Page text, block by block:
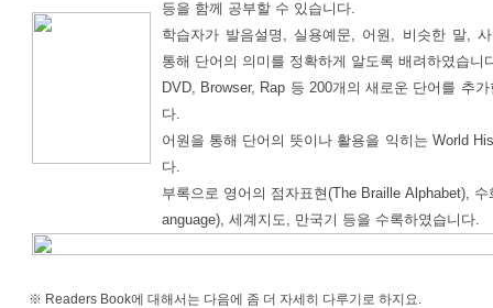
등을 함께 공부할 수 있습니다.
학습자가 발음설명, 실용예문, 어원, 비슷한 말,
통해 단어의 의미를 정확하게 알도록 배려하였습니
DVD, Browser, Rap 등 200개의 새로운 단어를 추
다.
어원을 통해 단어의 뜻이나 활용을 익히는 World
다.
부록으로 영어의 점자표현(The Braille Alphabet),
anguage), 세계지도, 만국기 등을 수록하였습니다.
※ Readers Book에 대해서는 다음에 좀 더 자세히 다루기로 하지요.